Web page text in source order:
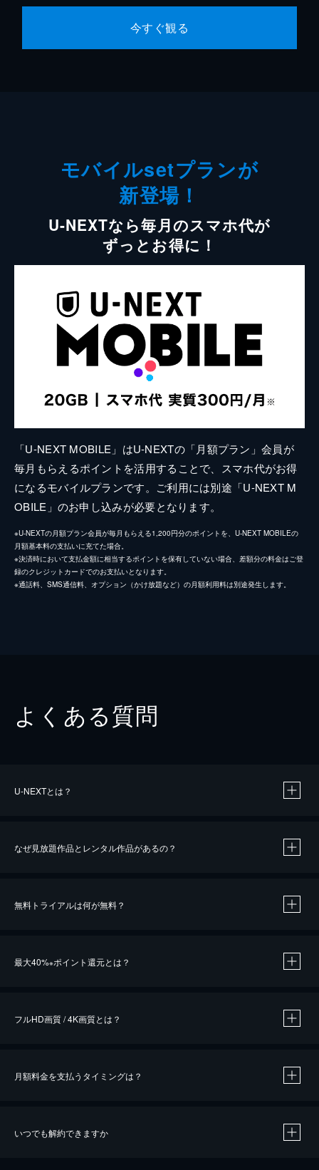
今すぐ観る
モバイルsetプランが
新登場！
U-NEXTなら毎月のスマホ代が
ずっとお得に！
「U-NEXT MOBILE」はU-NEXTの「月額プラン」会員が
毎月もらえるポイントを活用することで、スマホ代がお得
になるモバイルプランです。ご利用には別途「U-NEXT M
OBILE」のお申し込みが必要となります。
※U-NEXTの月額プラン会員が毎月もらえる1,200円分のポイントを、U-NEXT MOBILEの
月額基本料の支払いに充てた場合。
※決済時において支払金額に相当するポイントを保有していない場合、差額分の料金はご登
録のクレジットカードでのお支払いとなります。
※通話料、SMS通信料、オプション（かけ放題など）の月額利用料は別途発生します。
よくある質問
U-NEXTとは？
なぜ見放題作品とレンタル作品があるの？
無料トライアルは何が無料？
最大40%※ポイント還元とは？
※40％ポイント還元の対象は、クレジットカード決済による作品の購入 / レンタルです。
フルHD画質 / 4K画質とは？
月額料金を支払うタイミングは？
いつでも解約できますか